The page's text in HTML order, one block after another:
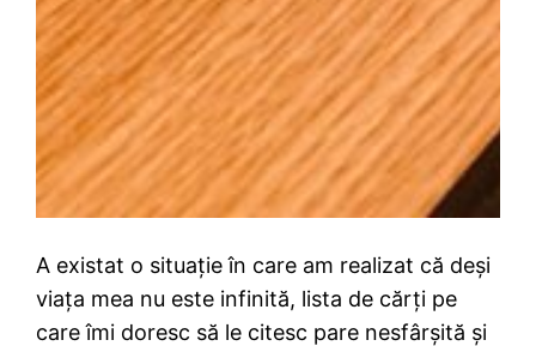
A existat o situație în care am realizat că deși
viața mea nu este infinită, lista de cărți pe
care îmi doresc să le citesc pare nesfârșită și